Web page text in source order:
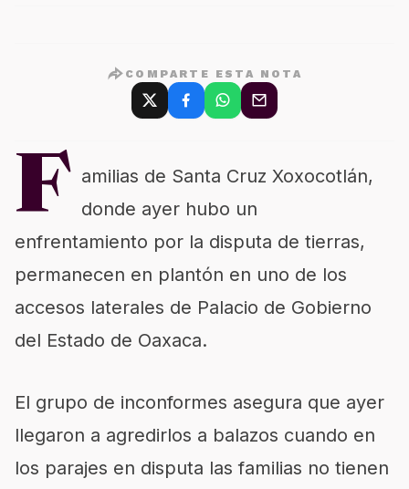
COMPARTE ESTA NOTA
F amilias de Santa Cruz Xoxocotlán,
donde ayer hubo un
enfrentamiento por la disputa de tierras,
permanecen en plantón en uno de los
accesos laterales de Palacio de Gobierno
del Estado de Oaxaca.
El grupo de inconformes asegura que ayer
llegaron a agredirlos a balazos cuando en
los parajes en disputa las familias no tienen